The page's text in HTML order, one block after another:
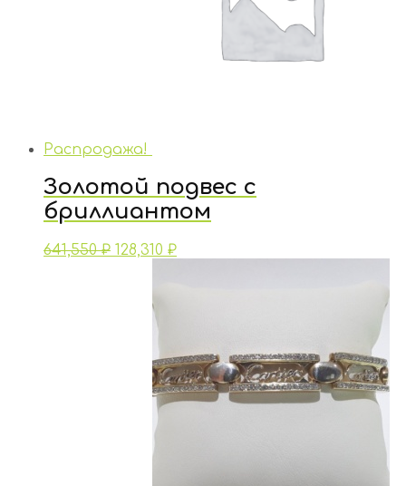
Распродажа!
Золотой подвес с
бриллиантом
641,550₽ 128,310 ₽